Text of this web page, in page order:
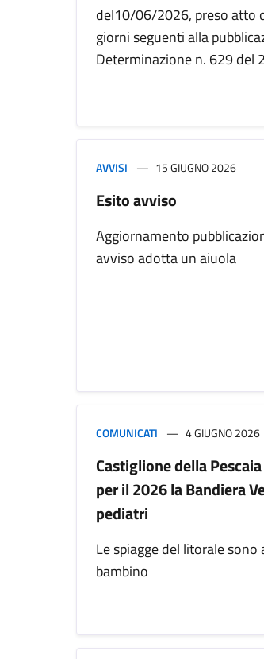
del10/06/2026, preso atto
giorni seguenti alla
Determinazione n. 629 del
AVVISI 15 GIUGNO 2026
Esito avviso
Aggiornamento
avviso adotta un aiuola
COMUNICATI 4 GIUGNO 2026
Castiglione della
per il 2026 la Bandiera
pediatri
Le spiagge del litorale sono
bambino